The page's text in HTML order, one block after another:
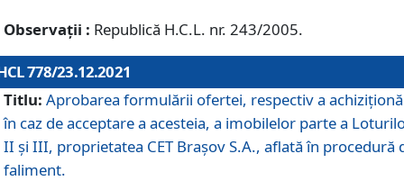
Observații : Republică H.C.L. nr. 243/2005.
778/23.12.2021
Titlu: Aprobarea formulării ofertei, respectiv a
în caz de acceptare a acesteia, a imobilelor parte a
II și III, proprietatea CET Brașov S.A., aflată în procedură
faliment.